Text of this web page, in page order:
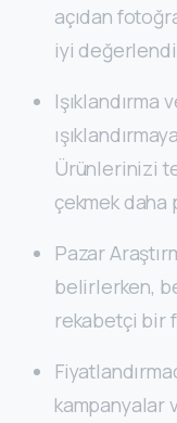
açıdan
iyi
Işıklandırma
Ürünlerinizi
çekmek
Pazar
belirlerken,
rekabetçi bir
kampanyalar